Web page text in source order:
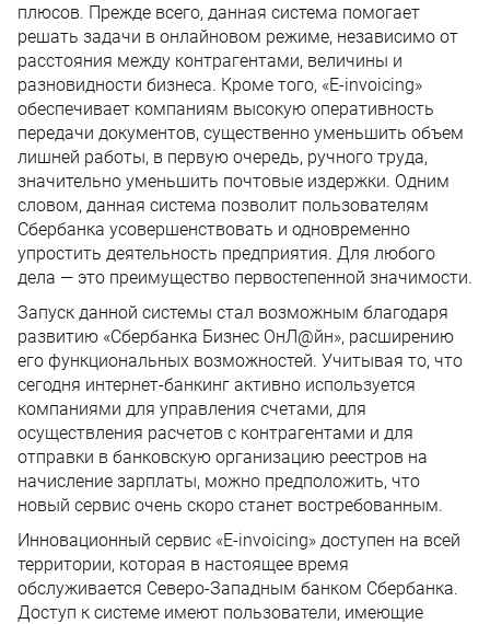
плюсов. Прежде всего, данная система помогает
решать задачи в онлайновом режиме, независимо от
расстояния между контрагентами, величины и
разновидности бизнеса. Кроме того, «E-invoicing»
обеспечивает компаниям высокую оперативность
передачи документов, существенно уменьшить объем
лишней работы, в первую очередь, ручного труда,
значительно уменьшить почтовые издержки. Одним
словом, данная система позволит пользователям
Сбербанка усовершенствовать и одновременно
упростить деятельность предприятия. Для любого
дела — это преимущество первостепенной значимости.
Запуск данной системы стал возможным благодаря
развитию «Сбербанка Бизнес ОнЛ@йн», расширению
его функциональных возможностей. Учитывая то, что
сегодня интернет-банкинг активно используется
компаниями для управления счетами, для
осуществления расчетов с контрагентами и для
отправки в банковскую организацию реестров на
начисление зарплаты, можно предположить, что
новый сервис очень скоро станет востребованным.
Инновационный сервис «E-invoicing» доступен на всей
территории, которая в настоящее время
обслуживается Северо-Западным банком Сбербанка.
Доступ к системе имеют пользователи, имеющие